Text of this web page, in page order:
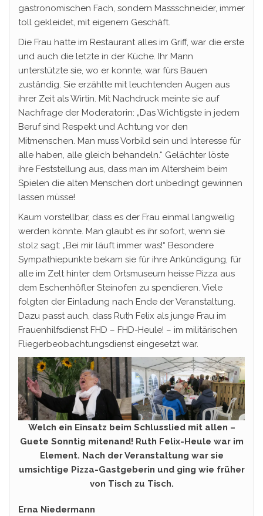
gastronomischen Fach, sondern Massschneider, immer
toll gekleidet, mit eigenem Geschäft.
Die Frau hatte im Restaurant alles im Griff, war die erste
und auch die letzte in der Küche. Ihr Mann
unterstützte sie, wo er konnte, war fürs Bauen
zuständig. Sie erzählte mit leuchtenden Augen aus
ihrer Zeit als Wirtin. Mit Nachdruck meinte sie auf
Nachfrage der Moderatorin: „Das Wichtigste in jedem
Beruf sind Respekt und Achtung vor den
Mitmenschen. Man muss Vorbild sein und Interesse für
alle haben, alle gleich behandeln.“ Gelächter löste
ihre Feststellung aus, dass man im Altersheim beim
Spielen die alten Menschen dort unbedingt gewinnen
lassen müsse!
Kaum vorstellbar, dass es der Frau einmal langweilig
werden könnte. Man glaubt es ihr sofort, wenn sie
stolz sagt: „Bei mir läuft immer was!“ Besondere
Sympathiepunkte bekam sie für ihre Ankündigung, für
alle im Zelt hinter dem Ortsmuseum heisse Pizza aus
dem Eschenhöfler Steinofen zu spendieren. Viele
folgten der Einladung nach Ende der Veranstaltung.
Dazu passt auch, dass Ruth Felix als junge Frau im
Frauenhilfsdienst FHD – FHD-Heule! – im militärischen
Fliegerbeobachtungsdienst eingesetzt war.
Welch ein Einsatz beim Schlusslied mit allen –
Guete Sonntig mitenand! Ruth Felix-Heule war im
Element. Nach der Veranstaltung war sie
umsichtige Pizza-Gastgeberin und ging wie früher
von Tisch zu Tisch.
Erna Niedermann